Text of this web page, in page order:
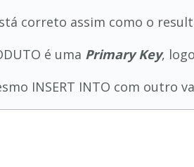
correto assim como o
é uma Primary Key,
INSERT INTO com outro